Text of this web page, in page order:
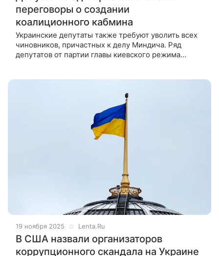
переговоры о создании
коалиционного кабмина
Украинские депутаты также требуют уволить всех
чиновников, причастных к делу Миндича. Ряд
депутатов от партии главы киевского режима
19 ноября 2025 Lenta.Ru
В США назвали организаторов
коррупционного скандала на Украине